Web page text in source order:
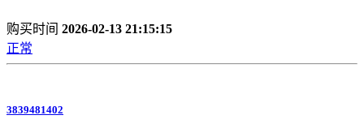
购买时间 2026-02-13 21:15:15
正常
3839481402